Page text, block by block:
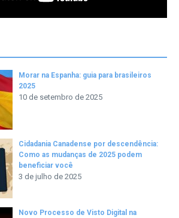
Morar na Espanha: guia para brasileiros
2025
10 de setembro de 2025
Cidadania Canadense por descendência:
Como as mudanças de 2025 podem
beneficiar você
3 de julho de 2025
Novo Processo de Visto Digital na